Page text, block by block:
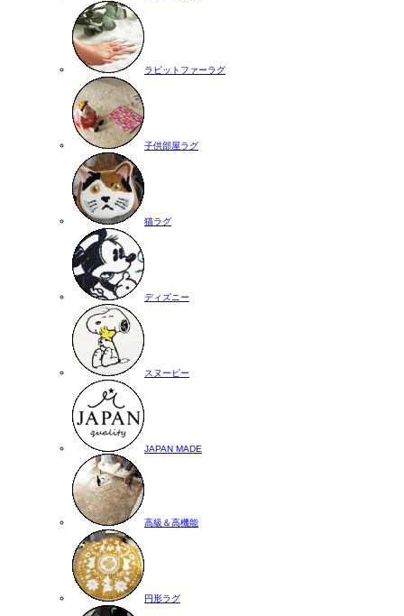
ラビットファーラグ
子供部屋ラグ
猫ラグ
ディズニー
スヌーピー
JAPAN MADE
高級＆高機能
円形ラグ